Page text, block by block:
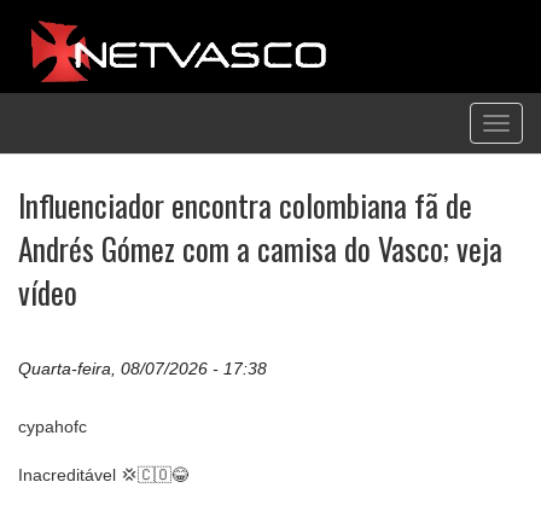
Influenciador encontra colombiana fã de
Andrés Gómez com a camisa do Vasco; veja
vídeo
Quarta-feira, 08/07/2026 - 17:38
cypahofc
Inacreditável 💢🇨🇴😂